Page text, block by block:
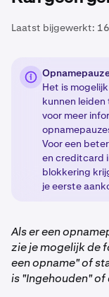
Laatst bijgewerkt:
Het is
kunnen
voor meer
Voor een
en creditcard
blokkering
je eerste
Als er een
zie je mogelijk de
een opname" of
is "Ingehouden"